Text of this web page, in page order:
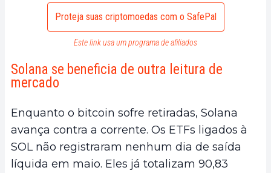
Proteja suas criptomoedas com o SafePal
Este link usa um programa de afiliados
Solana se beneficia de outra leitura de
mercado
Enquanto o bitcoin sofre retiradas, Solana
avança contra a corrente. Os ETFs ligados à
SOL não registraram nenhum dia de saída
líquida em maio. Eles já totalizam 90,83